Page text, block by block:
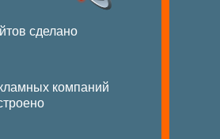
сделано
компаний